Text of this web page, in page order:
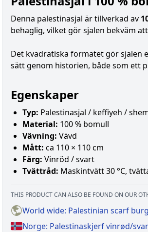
Denna palestinasjal är tillverkad av
behaglig, vilket gör sjalen bekväm
Det kvadratiska formatet gör sjalen
sätt genom historien, både som ett
Egenskaper
Typ: Palestinasjal / keffiyeh /
Material: 100 % bomull
Vävning: Vävd
Mått: ca 110 × 110 cm
Färg: Vinröd / svart
Tvättråd: Maskintvätt 30 °C,
THIS PRODUCT CAN ALSO BE FOUND ON OUR
World wide: Palestinian scarf
Norge: Palestinaskjerf vinrød/